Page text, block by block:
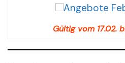
Gültig vom 17.02.